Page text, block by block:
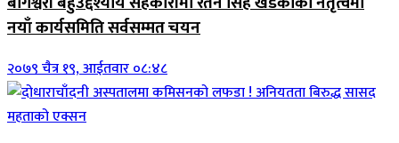
नयाँ कार्यसमिति सर्वसम्मत चयन
२०७९ चैत्र १९, आईतवार ०८:४८